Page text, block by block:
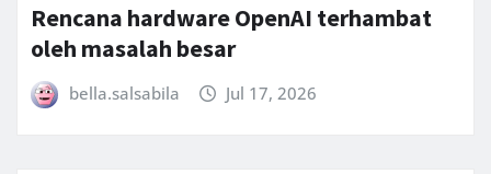
Rencana hardware OpenAI terhambat
oleh masalah besar
bella.salsabila Jul 17, 2026